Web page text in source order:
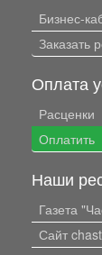
Бизнес-
Заказать
Оплата
Расценки
Оплатить
Наши
Газета
Сайт